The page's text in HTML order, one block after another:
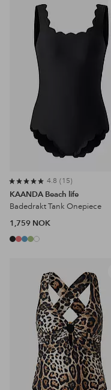
til
4.8 15
KAANDA Beach life
Badedrakt Tank Onepiece
1,759 NOK